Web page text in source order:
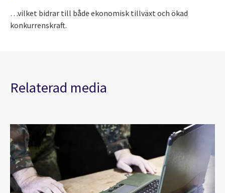
…vilket bidrar till både ekonomisk tillväxt och ökad
konkurrenskraft.
Relaterad media